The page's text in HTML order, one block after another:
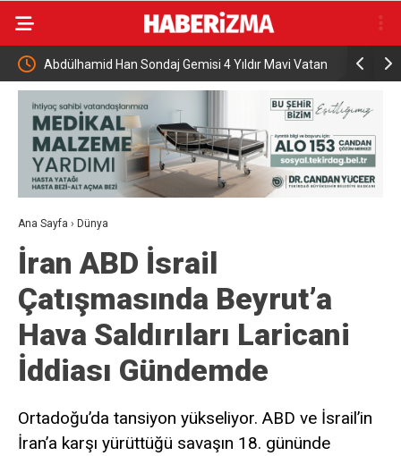
Abdülhamid Han Sondaj Gemisi 4 Yıldır Mavi Vatan
İçin Çalışıyor
AK Parti
programı
Ana Sayfa › Dünya
İran ABD İsrail
Çatışmasında Beyrut’a
Hava Saldırıları Laricani
İddiası Gündemde
Ortadoğu’da tansiyon yükseliyor. ABD ve İsrail’in
İran’a karşı yürüttüğü savaşın 18. gününde